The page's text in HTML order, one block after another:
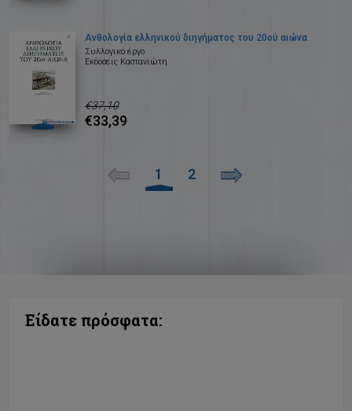
Ανθολογία ελληνικού διηγήματος του 20ού αιώνα
Συλλογικό έργο
Εκδόσεις Καστανιώτη
€37,10
€33,39
1 2
Είδατε πρόσφατα: